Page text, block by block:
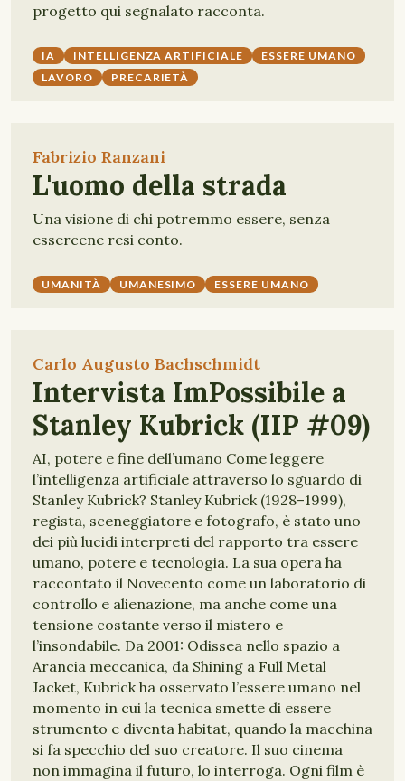
progetto qui segnalato racconta.
IA INTELLIGENZA ARTIFICIALE
ESSERE UMANO
LAVORO
PRECARIETÀ
Fabrizio Ranzani
L'uomo della strada
Una visione di chi potremmo essere, senza
essercene resi conto.
UMANITÀ UMANESIMO ESSERE UMANO
Carlo Augusto Bachschmidt
Intervista ImPossibile a
Stanley Kubrick (IIP #09)
AI, potere e fine dell’umano Come leggere
l’intelligenza artificiale attraverso lo sguardo di
Stanley Kubrick? Stanley Kubrick (1928–1999),
regista, sceneggiatore e fotografo, è stato uno
dei più lucidi interpreti del rapporto tra essere
umano, potere e tecnologia. La sua opera ha
raccontato il Novecento come un laboratorio di
controllo e alienazione, ma anche come una
tensione costante verso il mistero e
l’insondabile. Da 2001: Odissea nello spazio a
Arancia meccanica, da Shining a Full Metal
Jacket, Kubrick ha osservato l’essere umano nel
momento in cui la tecnica smette di essere
strumento e diventa habitat, quando la macchina
si fa specchio del suo creatore. Il suo cinema
non immagina il futuro, lo interroga. Ogni film è